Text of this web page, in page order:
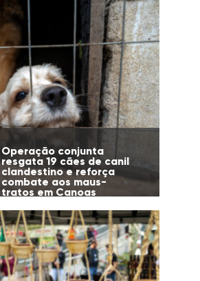
Operação conjunta
resgata 19 cães de canil
clandestino e reforça
combate aos maus-
tratos em Canoas